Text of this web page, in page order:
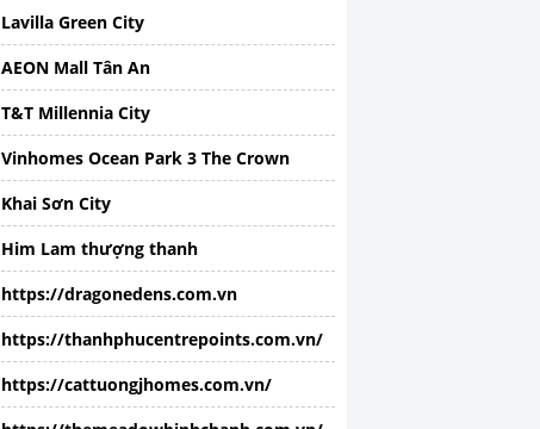
Lavilla Green City
AEON Mall Tân An
T&T Millennia City
Vinhomes Ocean Park 3 The Crown
Khai Sơn City
Him Lam thượng thanh
https://dragonedens.com.vn
https://thanhphucentrepoints.com.vn/
https://cattuongjhomes.com.vn/